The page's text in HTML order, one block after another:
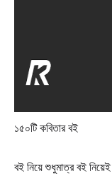
১৫০টি কবিতার বই
বই নিয়ে শুধুমাত্র বই